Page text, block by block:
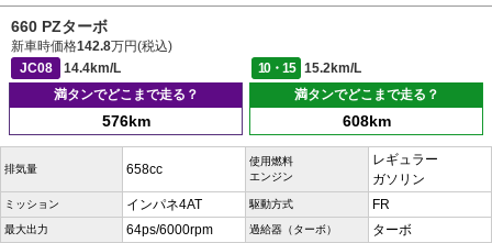
660 PZターボ
新車時価格142.8万円(税込)
JC08
14.4km/L 10・15
15.2km/L
満タンでどこまで走る？
576km
満タンでどこまで走る？
608km
排気量 658cc
使用燃料
エンジン
レギュラー
ガソリン
ミッション インパネ4AT 駆動方式 FR
最大出力 64ps/6000rpm 過給器（ターボ） ターボ